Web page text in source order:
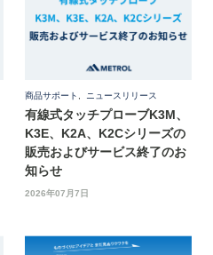
商品サポート , ニュースリリース
有線式タッチプローブK3M、
K3E、K2A、K2Cシリーズの
販売およびサービス終了のお
知らせ
2026年07月7日